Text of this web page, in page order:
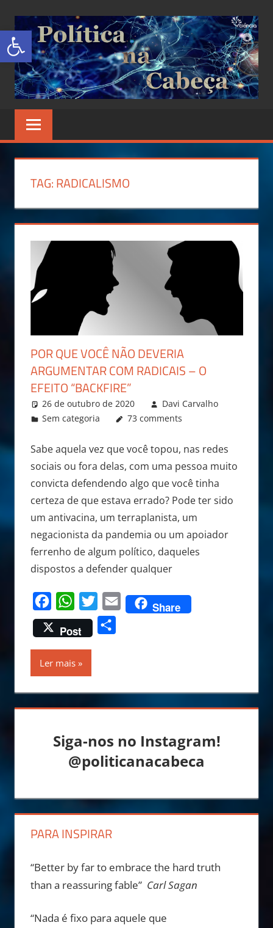
Abrir a barra de ferramentas
NA
CABEÇA
Site
TAG:RADICALISMO
POR QUE VOCÊ NÃO DEVERIA
ARGUMENTAR COM RADICAIS – O
EFEITO “BACKFIRE”
26 de outubro de 2020
Davi Carvalho
Sem categoria
73 comments
Sabe aquela vez que você topou, nas redes
sociais ou fora delas, com uma pessoa muito
convicta defendendo algo que você tinha
certeza de que estava errado? Pode ter sido
um antivacina, um terraplanista, um
negacionista da pandemia ou um apoiador
ferrenho de algum político, daqueles
dispostos a defender qualquer
FacebookWhatsApp
TwitterEmail Share
Post
Ler mais
Siga-nos no Instagram!
@politicanacabeca
PARA INSPIRAR
“Better by far to embrace the hard truth
than a reassuring fable” Carl Sagan
“Nada é fixo para aquele que